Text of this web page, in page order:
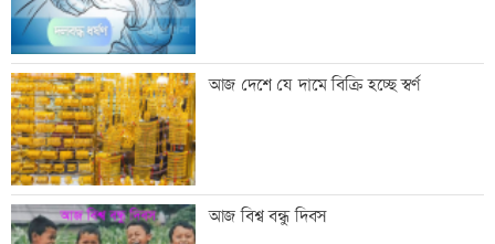
মান্দায় ২৯৬ বোতলসহ দুই মাদক কারবারি
আটক
গুরুত্বপূর্ণ ব্যক্তিদের নিয়ে অপপ্রচারের বিরুদ্ধে
সতর্ক করল পুলিশ
আজ দেশে যে দামে বিক্রি হচ্ছে স্বর্ণ
আজ বিশ্ব বন্ধু দিবস